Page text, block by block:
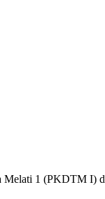
1 (PKDTM I)